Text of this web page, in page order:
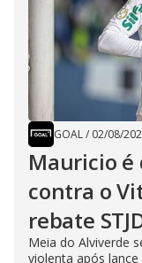
GOAL/ 02/08/
Mauricio
contra o
rebate
Meia do Alviverde
violenta após